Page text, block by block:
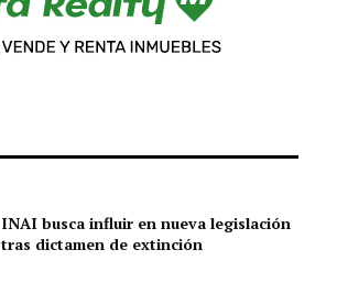
INAI busca influir en nueva legislación
tras dictamen de extinción